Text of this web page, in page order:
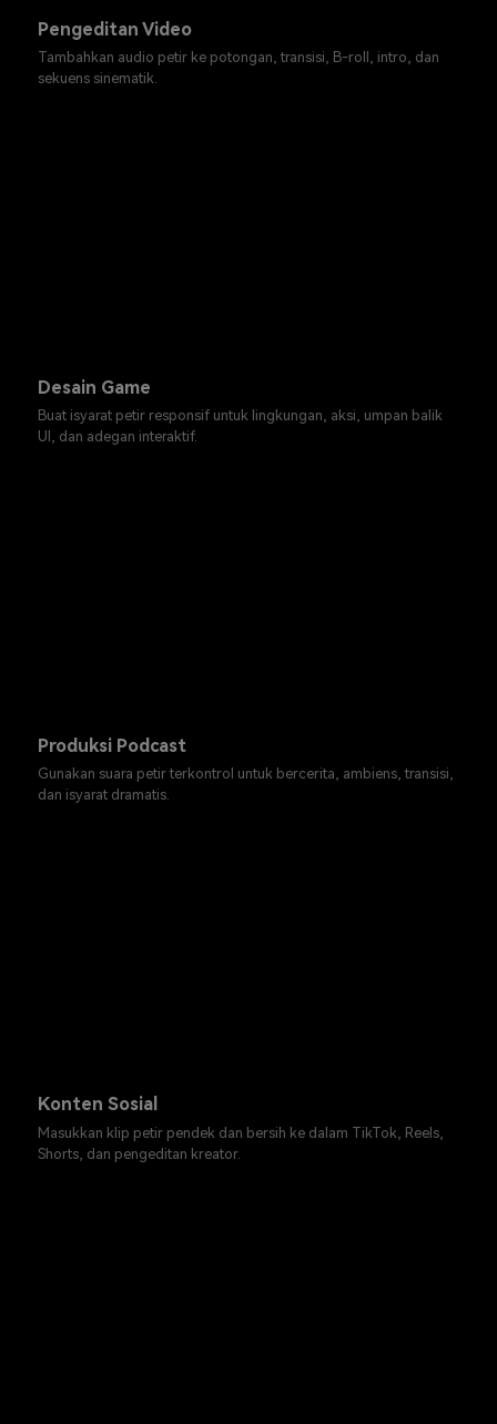
Pengeditan Video
Tambahkan audio petir ke potongan, transisi, B-roll, intro, dan
sekuens sinematik.
Desain Game
Buat isyarat petir responsif untuk lingkungan, aksi, umpan balik
UI, dan adegan interaktif.
Produksi Podcast
Gunakan suara petir terkontrol untuk bercerita, ambiens, transisi,
dan isyarat dramatis.
Konten Sosial
Masukkan klip petir pendek dan bersih ke dalam TikTok, Reels,
Shorts, dan pengeditan kreator.